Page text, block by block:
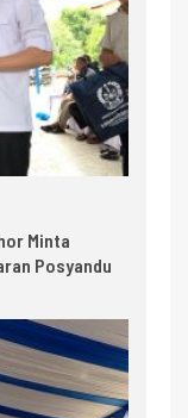
Minta
Posyandu